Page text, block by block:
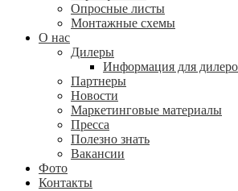
Опросные листы
Монтажные схемы
О нас
Дилеры
Информация для
Партнеры
Новости
Маркетинговые материалы
Пресса
Полезно знать
Вакансии
Фото
Контакты